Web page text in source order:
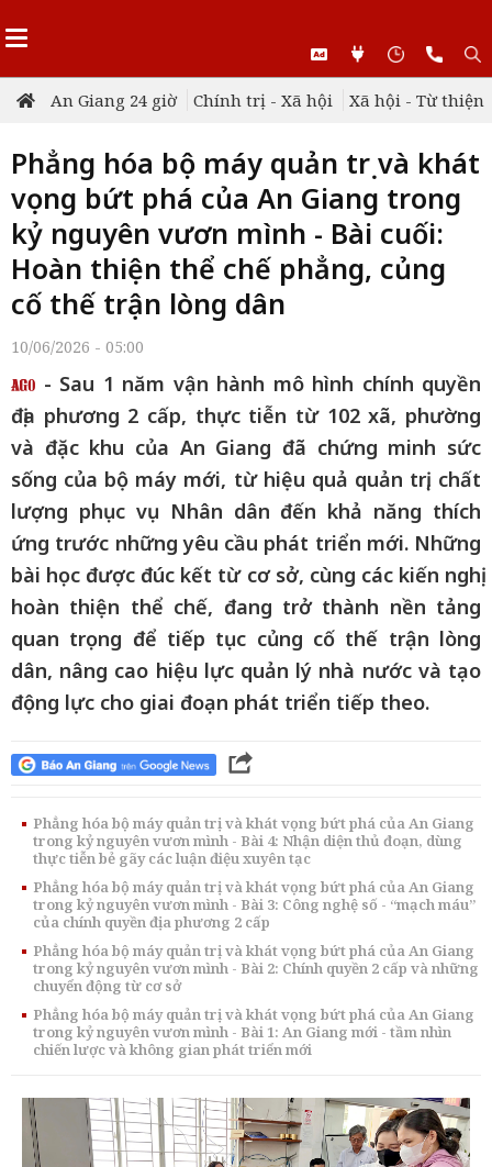
An Giang 24 giờ Chính trị - Xã hội Xã hội - Từ thiện
Phẳng hóa bộ máy quản trị và khát
vọng bứt phá của An Giang trong
kỷ nguyên vươn mình - Bài cuối:
Hoàn thiện thể chế phẳng, củng
cố thế trận lòng dân
10/06/2026 - 05:00
- Sau 1 năm vận hành mô hình chính quyền
địa phương 2 cấp, thực tiễn từ 102 xã, phường
và đặc khu của An Giang đã chứng minh sức
sống của bộ máy mới, từ hiệu quả quản trị, chất
lượng phục vụ Nhân dân đến khả năng thích
ứng trước những yêu cầu phát triển mới. Những
bài học được đúc kết từ cơ sở, cùng các kiến nghị
hoàn thiện thể chế, đang trở thành nền tảng
quan trọng để tiếp tục củng cố thế trận lòng
dân, nâng cao hiệu lực quản lý nhà nước và tạo
động lực cho giai đoạn phát triển tiếp theo.
Phẳng hóa bộ máy quản trị và khát vọng bứt phá của An Giang
trong kỷ nguyên vươn mình - Bài 4: Nhận diện thủ đoạn, dùng
thực tiễn bẻ gãy các luận điệu xuyên tạc
Phẳng hóa bộ máy quản trị và khát vọng bứt phá của An Giang
trong kỷ nguyên vươn mình - Bài 3: Công nghệ số - “mạch máu”
của chính quyền địa phương 2 cấp
Phẳng hóa bộ máy quản trị và khát vọng bứt phá của An Giang
trong kỷ nguyên vươn mình - Bài 2: Chính quyền 2 cấp và những
chuyển động từ cơ sở
Phẳng hóa bộ máy quản trị và khát vọng bứt phá của An Giang
trong kỷ nguyên vươn mình - Bài 1: An Giang mới - tầm nhìn
chiến lược và không gian phát triển mới